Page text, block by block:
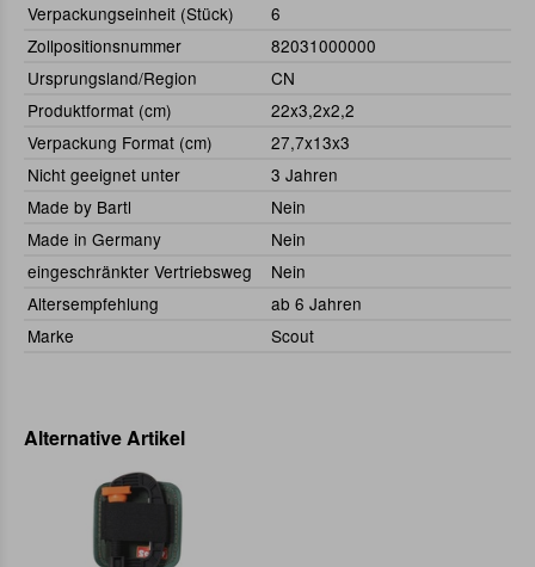
Verpackungseinheit (Stück)
6
Zollpositionsnummer
82031000000
Ursprungsland/Region
CN
Produktformat (cm)
22x3,2x2,2
Verpackung Format (cm)
27,7x13x3
Nicht geeignet unter
3 Jahren
Made by Bartl
Nein
Made in Germany
Nein
eingeschränkter Vertriebsweg
Nein
Altersempfehlung
ab 6 Jahren
Marke
Scout
Alternative Artikel